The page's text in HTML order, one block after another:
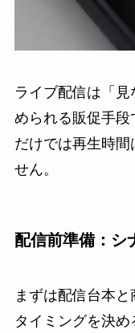
ライブ配信は「
められる販促手段
だけでは再生時間
せん。
配信前準備：シ
まずは配信台本
タイミングを決